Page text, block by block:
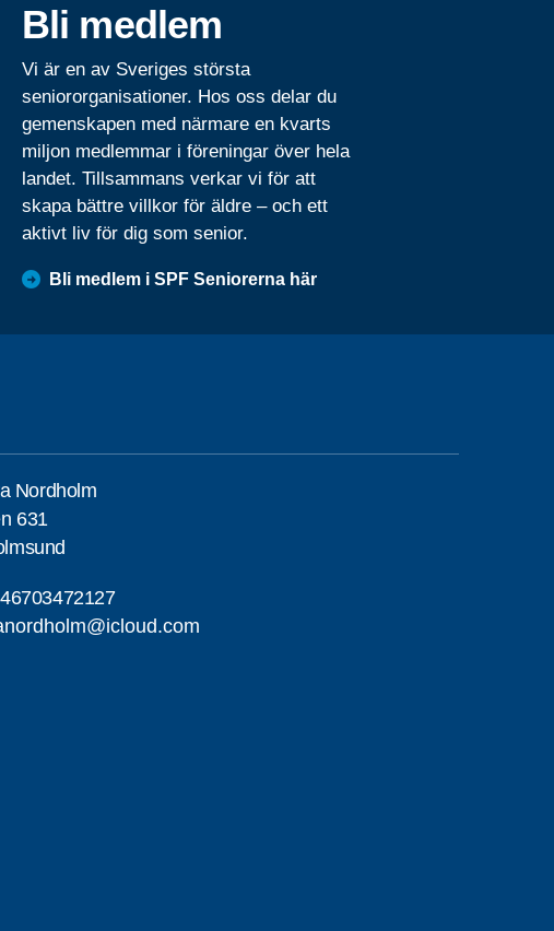
Bli medlem
Vi är en av Sveriges största
seniororganisationer. Hos oss delar du
gemenskapen med närmare en kvarts
miljon medlemmar i föreningar över hela
landet. Tillsammans verkar vi för att
skapa bättre villkor för äldre – och ett
aktivt liv för dig som senior.
Bli medlem i SPF Seniorerna här
Nordholm
631